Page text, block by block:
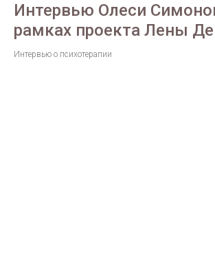
Интервью Олеси
рамках проекта Лены
Интервью о психотерапии